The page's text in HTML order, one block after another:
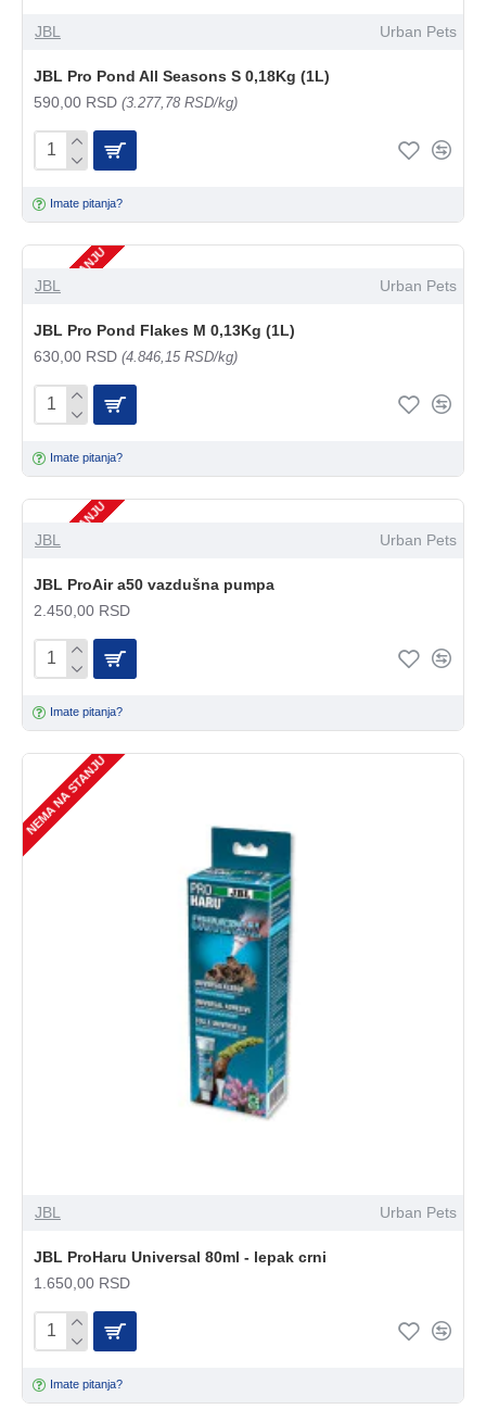
JBL Urban Pets
JBL Pro Pond All Seasons S 0,18Kg (1L)
590,00 RSD (3.277,78 RSD/kg)
Imate pitanja?
NEMA NA STANJU
JBL Urban Pets
JBL Pro Pond Flakes M 0,13Kg (1L)
630,00 RSD (4.846,15 RSD/kg)
Imate pitanja?
NEMA NA STANJU
JBL Urban Pets
JBL ProAir a50 vazdušna pumpa
2.450,00 RSD
Imate pitanja?
NEMA NA STANJU
JBL Urban Pets
JBL ProHaru Universal 80ml - lepak crni
1.650,00 RSD
Imate pitanja?